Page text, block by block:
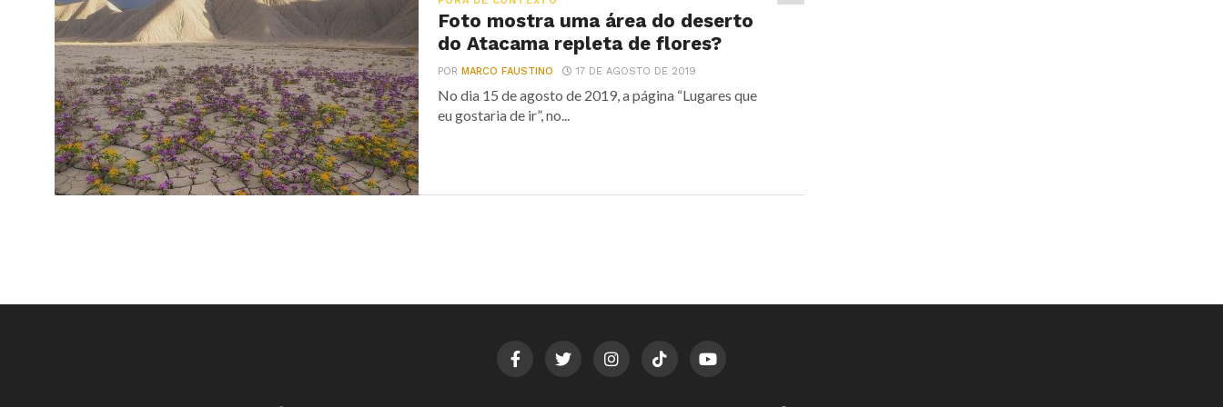
Foto mostra uma área do deserto
do Atacama repleta de flores?
PORMARCO FAUSTINO 17 DE AGOSTO DE 2019
No dia 15 de agosto de 2019, a página “Lugares que
eu gostaria de ir”, no...